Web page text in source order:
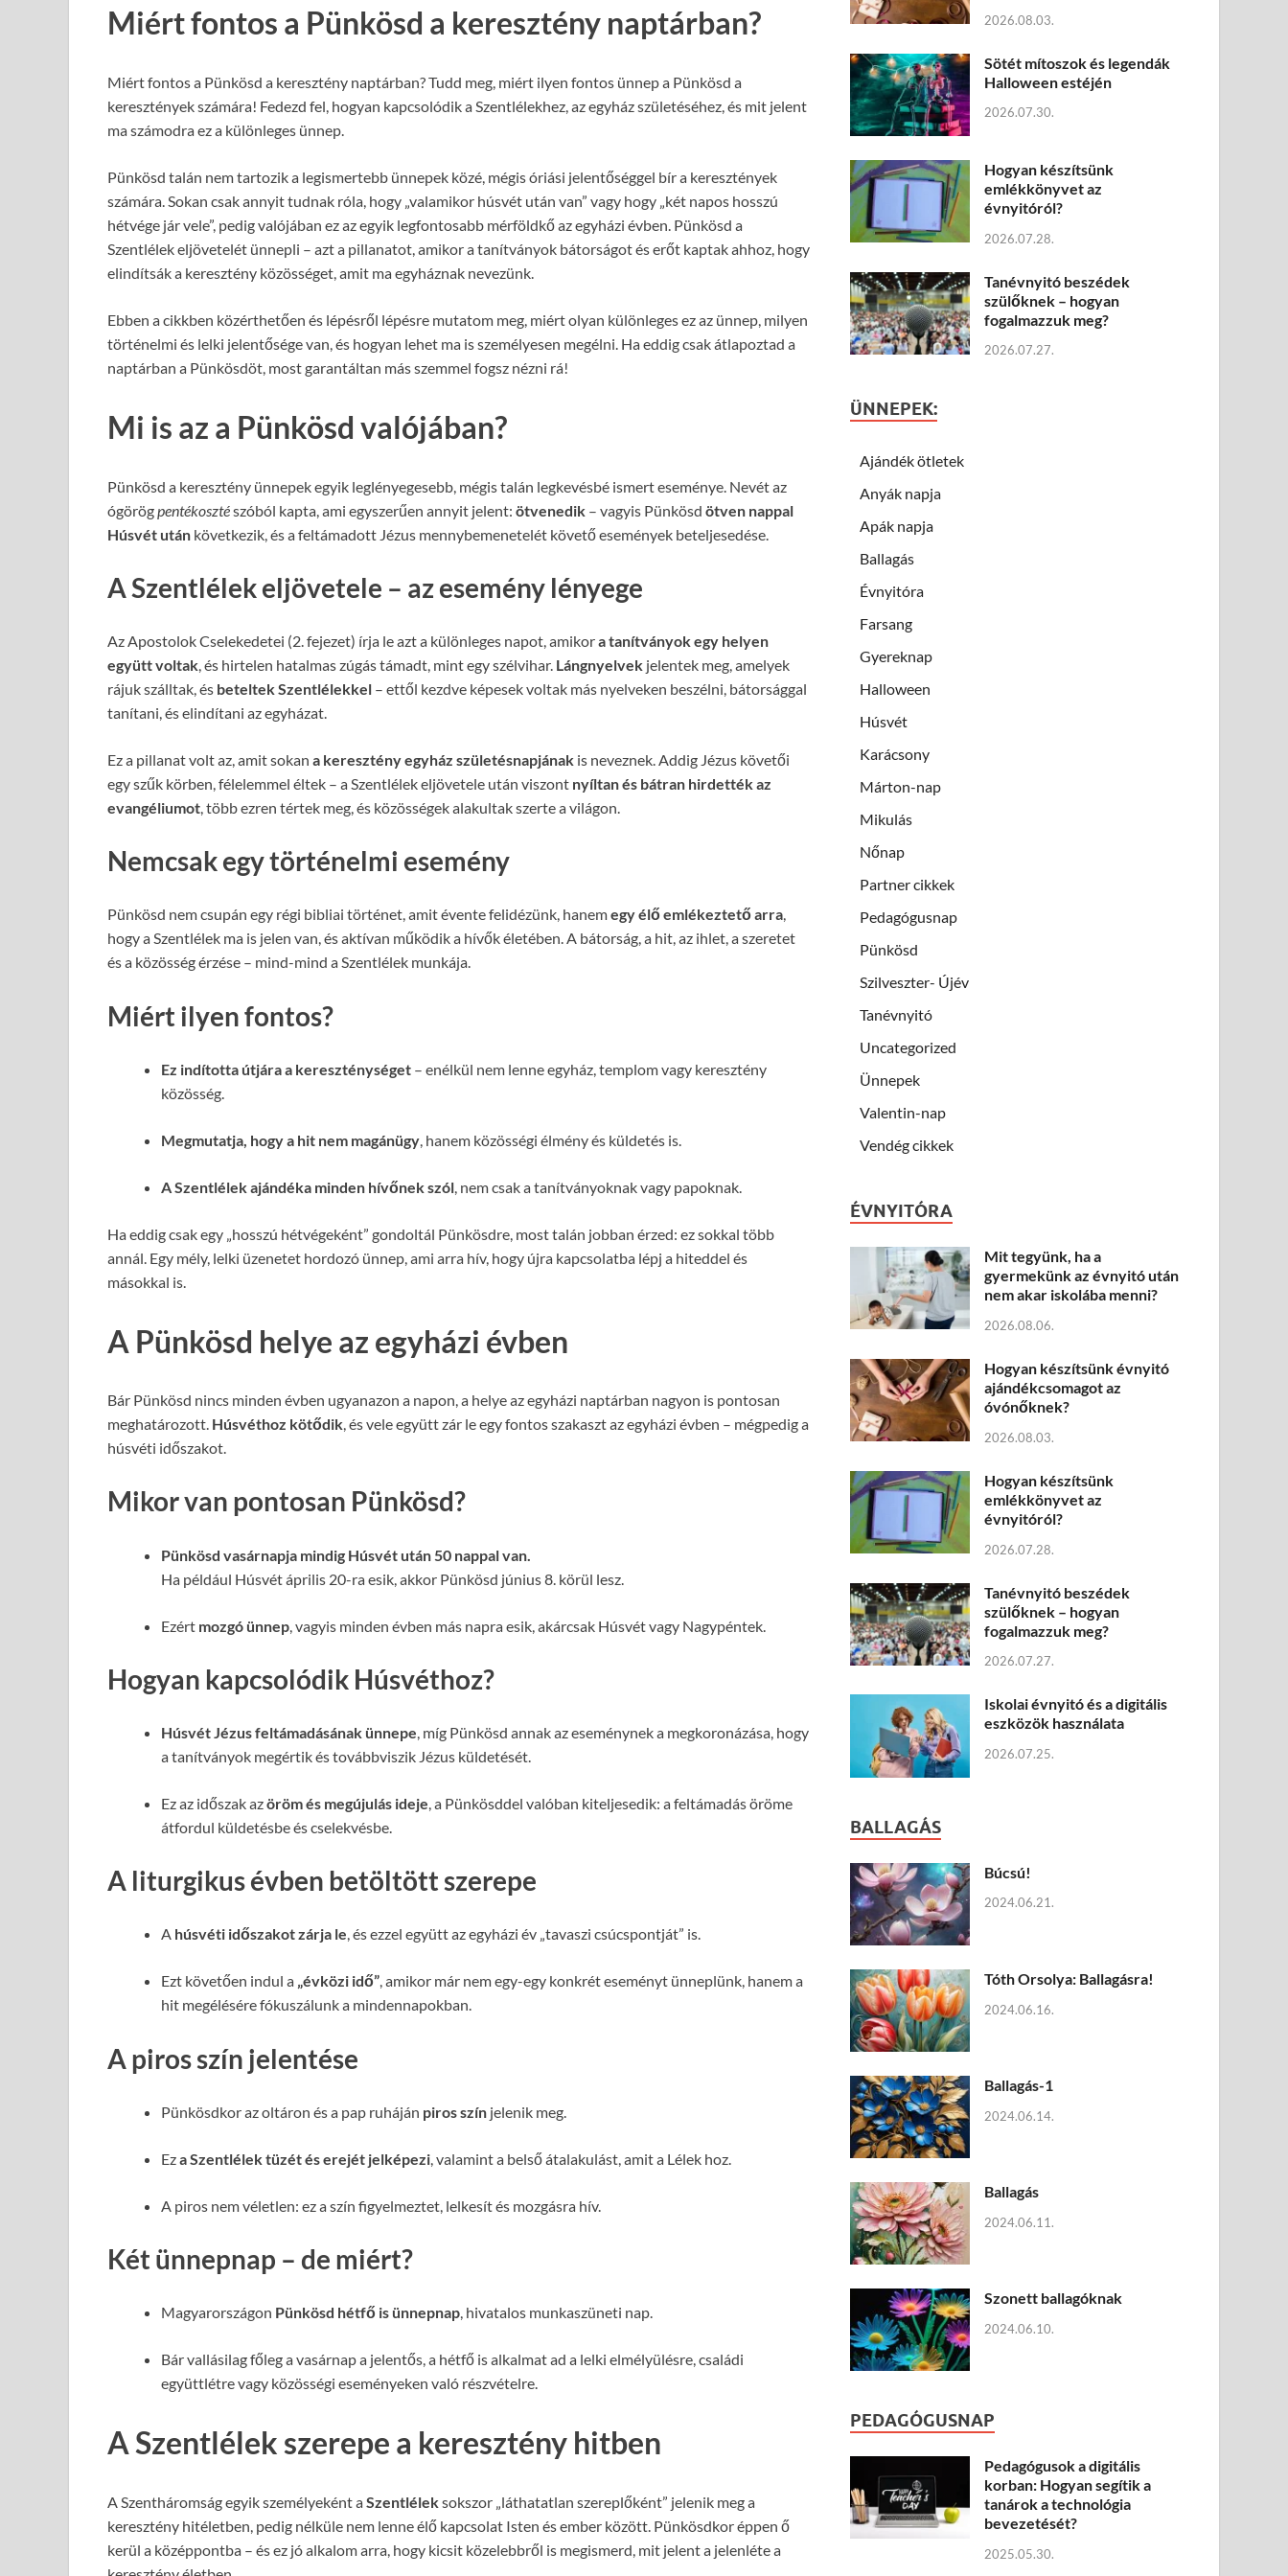
Miért fontos a Pünkösd a keresztény naptárban?
Miért fontos a Pünkösd a keresztény naptárban? Tudd meg, miért ilyen fontos ünnep a Pünkösd a
keresztények számára! Fedezd fel, hogyan kapcsolódik a Szentlélekhez, az egyház születéséhez, és mit jelent
ma számodra ez a különleges ünnep.
Pünkösd talán nem tartozik a legismertebb ünnepek közé, mégis óriási jelentőséggel bír a keresztények
számára. Sokan csak annyit tudnak róla, hogy „valamikor húsvét után van” vagy hogy „két napos hosszú
hétvége jár vele”, pedig valójában ez az egyik legfontosabb mérföldkő az egyházi évben. Pünkösd a
Szentlélek eljövetelét ünnepli – azt a pillanatot, amikor a tanítványok bátorságot és erőt kaptak ahhoz, hogy
elindítsák a keresztény közösséget, amit ma egyháznak nevezünk.
Ebben a cikkben közérthetően és lépésről lépésre mutatom meg, miért olyan különleges ez az ünnep, milyen
történelmi és lelki jelentősége van, és hogyan lehet ma is személyesen megélni. Ha eddig csak átlapoztad a
naptárban a Pünkösdöt, most garantáltan más szemmel fogsz nézni rá!
Mi is az a Pünkösd valójában?
Pünkösd a keresztény ünnepek egyik leglényegesebb, mégis talán legkevésbé ismert eseménye. Nevét az
ógörög pentékosztészóból kapta, ami egyszerűen annyit jelent: ötvenedik – vagyis Pünkösd ötven nappal
Húsvét után következik, és a feltámadott Jézus mennybemenetelét követő események beteljesedése.
A Szentlélek eljövetele – az esemény lényege
Az Apostolok Cselekedetei (2. fejezet) írja le azt a különleges napot, amikora tanítványok egy helyen
együtt voltak, és hirtelen hatalmas zúgás támadt, mint egy szélvihar. Lángnyelvek jelentek meg, amelyek
rájuk szálltak, és beteltek Szentlélekkel – ettől kezdve képesek voltak más nyelveken beszélni, bátorsággal
tanítani, és elindítani az egyházat.
Ez a pillanat volt az, amit sokan a keresztény egyház születésnapjának is neveznek. Addig Jézus követői
egy szűk körben, félelemmel éltek – a Szentlélek eljövetele után viszont nyíltan és bátran hirdették az
evangéliumot, több ezren tértek meg, és közösségek alakultak szerte a világon.
Nemcsak egy történelmi esemény
Pünkösd nem csupán egy régi bibliai történet, amit évente felidézünk, hanemegy élő emlékeztető arra,
hogy a Szentlélek ma is jelen van, és aktívan működik a hívők életében. A bátorság, a hit, az ihlet, a szeretet
és a közösség érzése – mind-mind a Szentlélek munkája.
Miért ilyen fontos?
Ez indította útjára a kereszténységet – enélkül nem lenne egyház, templom vagy keresztény
közösség.
Megmutatja, hogy a hit nem magánügy , hanem közösségi élmény és küldetés is.
A Szentlélek ajándéka minden hívőnek szól , nem csak a tanítványoknak vagy papoknak.
Ha eddig csak egy „hosszú hétvégeként” gondoltál Pünkösdre, most talán jobban érzed: ez sokkal több
annál. Egy mély, lelki üzenetet hordozó ünnep, ami arra hív, hogy újra kapcsolatba lépj a hiteddel és
másokkal is.
A Pünkösd helye az egyházi évben
Bár Pünkösd nincs minden évben ugyanazon a napon, a helye az egyházi naptárban nagyon is pontosan
meghatározott. Húsvéthoz kötődik, és vele együtt zár le egy fontos szakaszt az egyházi évben – mégpedig a
húsvéti időszakot.
Mikor van pontosan Pünkösd?
Pünkösd vasárnapja mindig Húsvét után 50 nappal van.
Ha például Húsvét április 20-ra esik, akkor Pünkösd június 8. körül lesz.
Ezért mozgó ünnep , vagyis minden évben más napra esik, akárcsak Húsvét vagy Nagypéntek.
Hogyan kapcsolódik Húsvéthoz?
Húsvét Jézus feltámadásának ünnepe, míg Pünkösd annak az eseménynek a megkoronázása, hogy
a tanítványok megértik és továbbviszik Jézus küldetését.
Ez az időszak azöröm és megújulás ideje, a Pünkösddel valóban kiteljesedik: a feltámadás öröme
átfordul küldetésbe és cselekvésbe.
A liturgikus évben betöltött szerepe
A húsvéti időszakot zárja le, és ezzel együtt az egyházi év „tavaszi csúcspontját” is.
Ezt követően indul a „évközi idő”, amikor már nem egy-egy konkrét eseményt ünneplünk, hanem a
hit megélésére fókuszálunk a mindennapokban.
A piros szín jelentése
Pünkösdkor az oltáron és a pap ruháján piros szín jelenik meg.
Eza Szentlélek tüzét és erejét jelképezi , valamint a belső átalakulást, amit a Lélek hoz.
A piros nem véletlen: ez a szín figyelmeztet, lelkesít és mozgásra hív.
Két ünnepnap – de miért?
Magyarországon Pünkösd hétfő is ünnepnap, hivatalos munkaszüneti nap.
Bár vallásilag főleg a vasárnap a jelentős, a hétfő is alkalmat ad a lelki elmélyülésre, családi
együttlétre vagy közösségi eseményeken való részvételre.
A Szentlélek szerepe a keresztény hitben
A Szentháromság egyik személyeként aSzentléleksokszor „láthatatlan szereplőként” jelenik meg a
keresztény hitéletben, pedig nélküle nem lenne élő kapcsolat Isten és ember között. Pünkösdkor éppen ő
kerül a középpontba – és ez jó alkalom arra, hogy kicsit közelebbről is megismerd, mit jelent a jelenléte a
2026.08.03.
Sötét mítoszok és legendák
Halloween estéjén
2026.07.30.
Hogyan készítsünk
emlékkönyvet az
évnyitóról?
2026.07.28.
Tanévnyitó beszédek
szülőknek – hogyan
fogalmazzuk meg?
2026.07.27.
ÜNNEPEK:
Ajándék ötletek
Anyák napja
Apák napja
Ballagás
Évnyitóra
Farsang
Gyereknap
Halloween
Húsvét
Karácsony
Márton-nap
Mikulás
Nőnap
Partner cikkek
Pedagógusnap
Pünkösd
Szilveszter- Újév
Tanévnyitó
Uncategorized
Ünnepek
Valentin-nap
Vendég cikkek
ÉVNYITÓRA
Mit tegyünk, ha a
gyermekünk az évnyitó után
nem akar iskolába menni?
2026.08.06.
Hogyan készítsünk évnyitó
ajándékcsomagot az
óvónőknek?
2026.08.03.
Hogyan készítsünk
emlékkönyvet az
évnyitóról?
2026.07.28.
Tanévnyitó beszédek
szülőknek – hogyan
fogalmazzuk meg?
2026.07.27.
Iskolai évnyitó és a digitális
eszközök használata
2026.07.25.
BALLAGÁS
Búcsú!
2024.06.21.
Tóth Orsolya: Ballagásra!
2024.06.16.
Ballagás-1
2024.06.14.
Ballagás
2024.06.11.
Szonett ballagóknak
2024.06.10.
PEDAGÓGUSNAP
Pedagógusok a digitális
korban: Hogyan segítik a
tanárok a technológia
bevezetését?
2025.05.30.